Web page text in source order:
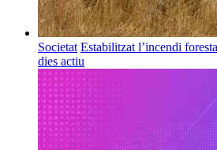
Societat Estabilitzat l’incendi
dies actiu